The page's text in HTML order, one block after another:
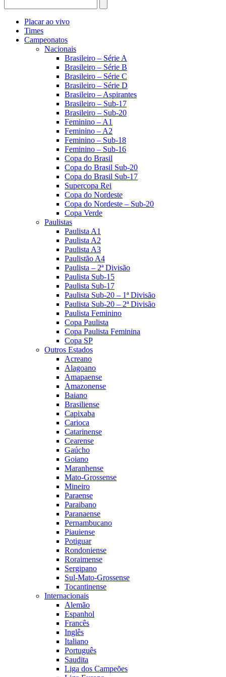
Placar ao vivo
Times
Campeonatos
Nacionais
Brasileiro – Série A
Brasileiro – Série B
Brasileiro – Série C
Brasileiro – Série D
Brasileiro – Aspirantes
Brasileiro – Sub-17
Brasileiro – Sub-20
Feminino – A1
Feminino – A2
Feminino – Sub-18
Feminino – Sub-16
Copa do Brasil
Copa do Brasil Sub-20
Copa do Brasil Sub-17
Supercopa Rei
Copa do Nordeste
Copa do Nordeste – Sub-20
Copa Verde
Paulistas
Paulista A1
Paulista A2
Paulista A3
Paulistão A4
Paulista – 2ª Divisão
Paulista Sub-15
Paulista Sub-17
Paulista Sub-20 – 1ª Divisão
Paulista Sub-20 – 2ª Divisão
Paulista Feminino
Copa Paulista
Copa Paulista Feminina
Copa SP
Outros Estados
Acreano
Alagoano
Amapaense
Amazonense
Baiano
Brasiliense
Capixaba
Carioca
Catarinense
Cearense
Gaúcho
Goiano
Maranhense
Mato-Grossense
Mineiro
Paraense
Paraibano
Paranaense
Pernambucano
Piauiense
Potiguar
Rondoniense
Roraimense
Sergipano
Sul-Mato-Grossense
Tocantinense
Internacionais
Alemão
Espanhol
Francês
Inglês
Italiano
Português
Saudita
Liga dos Campeões